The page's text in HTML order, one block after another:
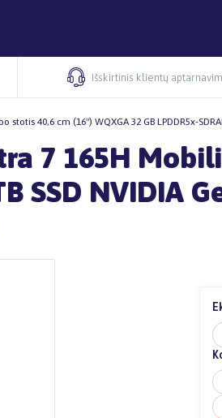
Išskirtinis klientų
40,6 cm (16") WQXGA 32 GB LPDDR5x-
7 165H
SSD NVIDIA